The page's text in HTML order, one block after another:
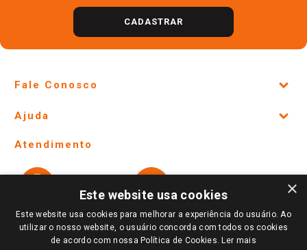
CADASTRAR
Fale Conosco
Lojas Físicas e Horários
Ofertas
Notícias
Perguntas frequentes
Ajuda
Formas de Pagamento
Políticas de entrega
Trocas e Devoluções
Atendimento
Vendas Online
Ouvidoria
Redes Sociais
×
Este website usa cookies
Este website usa cookies para melhorar a experiência do usuário. Ao
utilizar o nosso website, o usuário concorda com todos os cookies
de acordo com nossa Política de Cookies. Ler mais